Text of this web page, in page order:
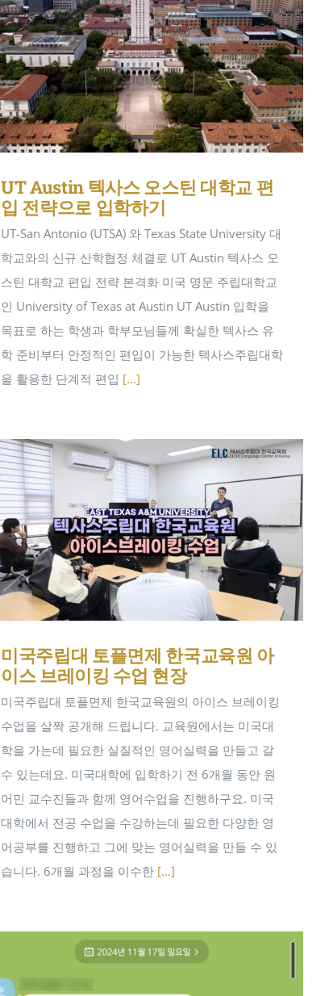
UT Austin 텍사스 오스틴 대학교 편
입 전략으로 입학하기
UT-San Antonio (UTSA) 와 Texas State University 대
학교와의 신규 산학협정 체결로 UT Austin 텍사스 오
스틴 대학교 편입 전략 본격화 미국 명문 주립대학교
인 University of Texas at Austin UT Austin 입학을
목표로 하는 학생과 학부모님들께 확실한 텍사스 유
학 준비부터 안정적인 편입이 가능한 텍사스주립대학
을 활용한 단계적 편입 [...]
미국주립대 토플면제 한국교육원 아
이스 브레이킹 수업 현장
미국주립대 토플면제 한국교육원의 아이스 브레이킹
수업을 살짝 공개해 드립니다. 교육원에서는 미국대
학을 가는데 필요한 실질적인 영어실력을 만들고 갈
수 있는데요. 미국대학에 입학하기 전 6개월 동안 원
어민 교수진들과 함께 영어수업을 진행하구요. 미국
대학에서 전공 수업을 수강하는데 필요한 다양한 영
어공부를 진행하고 그에 맞는 영어실력을 만들 수 있
습니다. 6개월 과정을 이수한 [...]